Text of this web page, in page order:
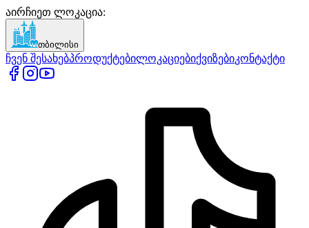
აირჩიეთ ლოკაცია:
თბილისი
ჩვენ შესახებპროდუქტებილოკაციებიქვიზებიკონტაქტი